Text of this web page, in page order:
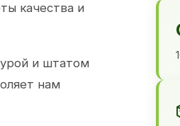
качества и
и штатом
нам